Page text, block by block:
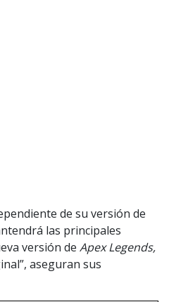
de su versión de
las principales
versión de Apex Legends,
aseguran sus